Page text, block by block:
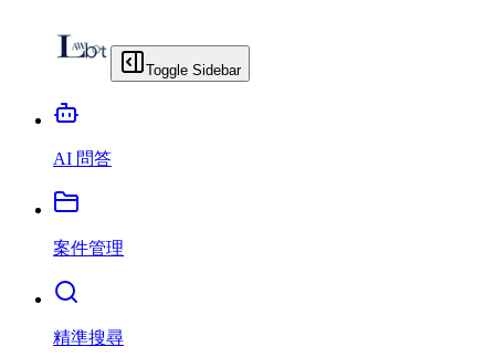
Toggle Sidebar
AI 問答
案件管理
精準搜尋